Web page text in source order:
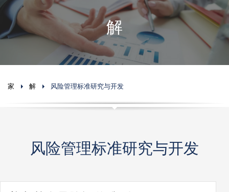
解
家 解 风险管理标准研究与开发
风险管理标准研究与开发